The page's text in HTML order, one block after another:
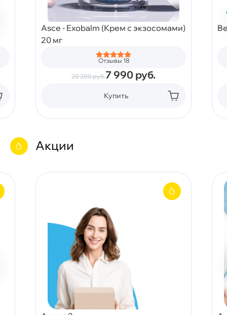
Asce - Exobalm (Крем с экзосомами)
20 мг
Отзывы 18
20 200руб.7 990 руб.
Купить
Акции